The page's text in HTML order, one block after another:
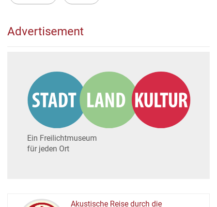
Advertisement
Ein Freilichtmuseum
für jeden Ort
Akustische Reise durch die